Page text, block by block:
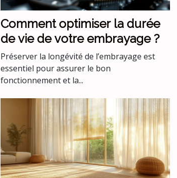
Comment optimiser la durée
de vie de votre embrayage ?
Préserver la longévité de l’embrayage est
essentiel pour assurer le bon
fonctionnement et la...